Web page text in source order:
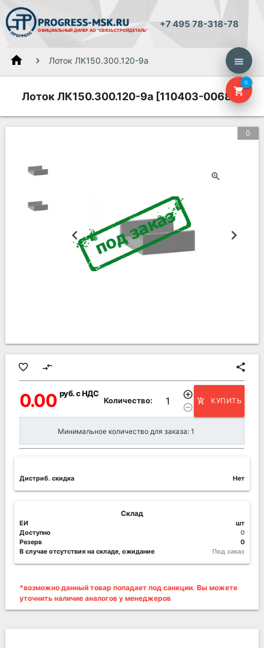
ОФИЦИАЛЬНЫЙ ДИЛЕР АО "СВЯЗЬСТРОЙДЕТАЛЬ"
+7 495 78-318-78
menu
shopping_cart
0
home Лоток ЛК150.300.120-9а
Лоток ЛК150.300.120-9а [110403-00684]
0
favorite_border compare_arrows share
0.00 руб. с НДС
Количество:
add_circle_outline
remove_circle_outline
add_shopping_cart КУПИТЬ
Минимальное количество для заказа: 1
Дистриб. скидка Нет
Склад
ЕИ
шт
Доступно
0
Резерв
0
В случае отсутствия на складе, ожидание
Под заказ
*возможно данный товар попадает под санкции. Вы можете
уточнить наличие аналогов у менеджеров